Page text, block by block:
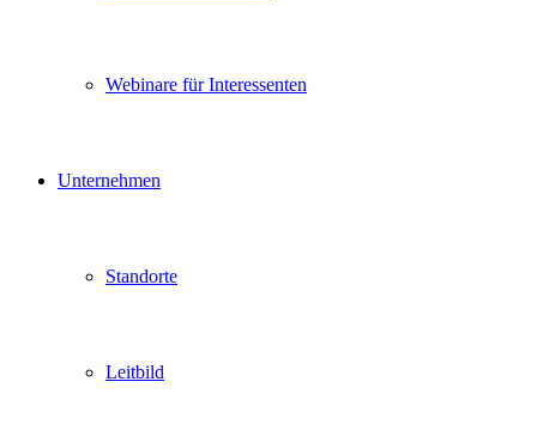
Webinare für Interessenten
Unternehmen
Standorte
Leitbild